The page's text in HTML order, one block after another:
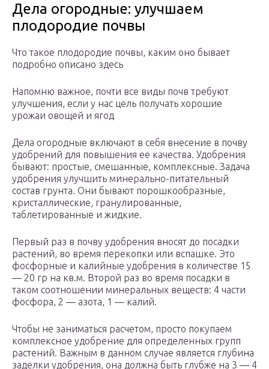
Дела огородные: улучшаем
плодородие почвы
Что такое плодородие почвы, каким оно бывает
подробно описано здесь
Напомню важное, почти все виды почв требуют
улучшения, если у нас цель получать хорошие
урожаи овощей и ягод
Дела огородные включают в себя внесение в почву
удобрений для повышения ее качества. Удобрения
бывают: простые, смешанные, комплексные. Задача
удобрения улучшить минерально-питательный
состав грунта. Они бывают порошкообразные,
кристаллические, гранулированные,
таблетированные и жидкие.
Первый раз в почву удобрения вносят до посадки
растений, во время перекопки или вспашке. Это
фосфорные и калийные удобрения в количестве 15
— 20 гр на кв.м. Второй раз во время посадки в
таком соотношении минеральных веществ: 4 части
фосфора, 2 — азота, 1 — калий.
Чтобы не заниматься расчетом, просто покупаем
комплексное удобрение для определенных групп
растений. Важным в данном случае является глубина
заделки удобрения, она должна быть глубже на 3 — 4